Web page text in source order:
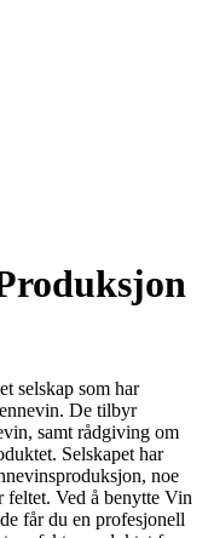
selskap som har
De tilbyr
samt rådgiving om
Selskapet har
noe
feltet. Ved å benytte Vin
får du en profesjonell